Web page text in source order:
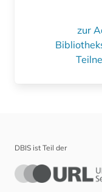
zur
DBIS ist Teil der